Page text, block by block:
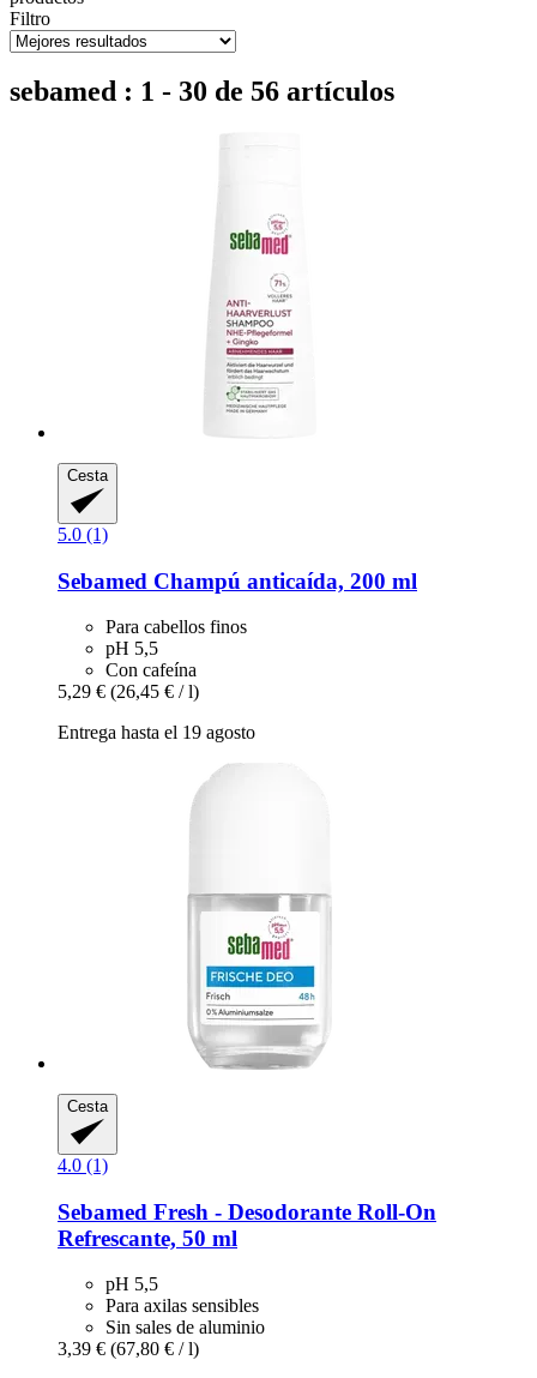
Filtro
sebamed : 1 - 30 de 56 artículos
Cesta
5.0 (1)
Sebamed Champú anticaída, 200 ml
Para cabellos finos
pH 5,5
Con cafeína
5,29 € (26,45 € / l)
Entrega hasta el 19 agosto
Cesta
4.0 (1)
Sebamed Fresh -​ Desodorante Roll-​On
Refrescante, 50 ml
pH 5,5
Para axilas sensibles
Sin sales de aluminio
3,39 € (67,80 € / l)